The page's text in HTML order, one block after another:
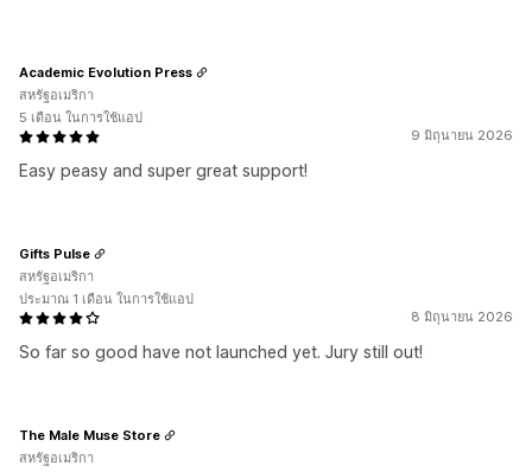
9 มิถุนายน 2026
Easy peasy and super great support!
Academic Evolution Press
สหรัฐอเมริกา
5 เดือน ในการใช้แอป
8 มิถุนายน 2026
So far so good have not launched yet. Jury still out!
Gifts Pulse
สหรัฐอเมริกา
ประมาณ 1 เดือน ในการใช้แอป
The Male Muse Store
สหรัฐอเมริกา